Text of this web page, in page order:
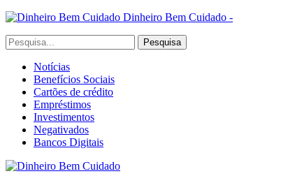
Dinheiro Bem Cuidado -
Notícias
Benefícios Sociais
Cartões de crédito
Empréstimos
Investimentos
Negativados
Bancos Digitais